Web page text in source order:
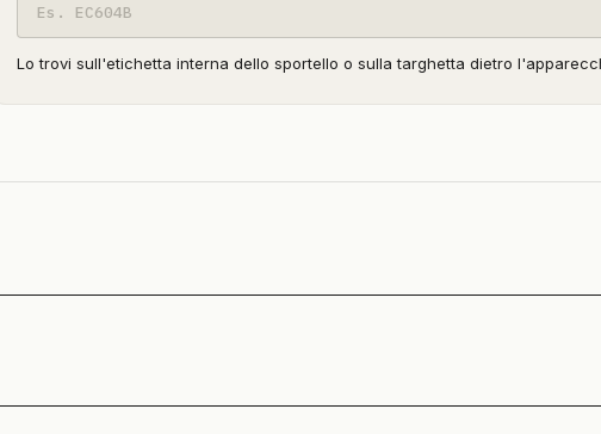
modello
Lo trovi sull'etichetta interna dello sportello o sulla targhetta dietro